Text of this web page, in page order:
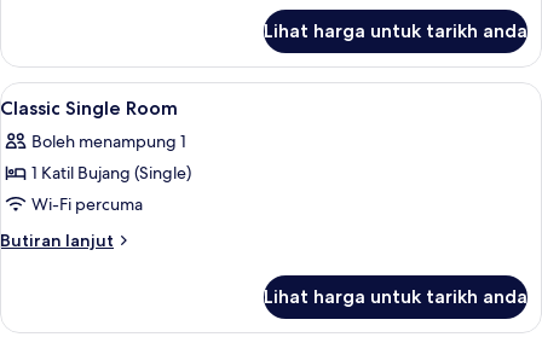
Suite
Lihat harga untuk tarikh anda
Lihat
semua
foto
untuk
Classic
Single
Peralatan tempat tidur
6
Classic Single Room
Boleh menampung 1
1 Katil Bujang (Single)
Wi-Fi percuma
Butiran lanjut
Butiran
Single
Lihat harga untuk tarikh anda